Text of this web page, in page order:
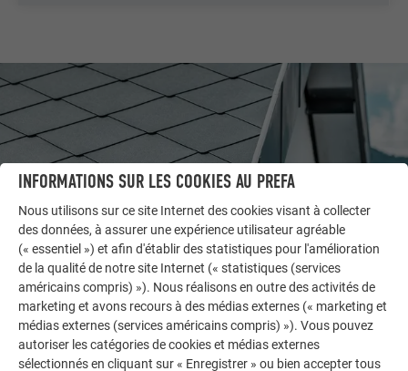
LAISSEZ-VOUS INSPIRER
AUTRES BÂTIMENTS
La galerie de références PREFA démontre la
INFORMATIONS SUR LES COOKIES AU PREFA
Nous utilisons sur ce site Internet des cookies visant à collecter
des données, à assurer une expérience utilisateur agréable
(« essentiel ») et afin d'établir des statistiques pour l'amélioration
de la qualité de notre site Internet (« statistiques (services
américains compris) »). Nous réalisons en outre des activités de
marketing et avons recours à des médias externes (« marketing et
médias externes (services américains compris) »). Vous pouvez
autoriser les catégories de cookies et médias externes
sélectionnés en cliquant sur « Enregistrer » ou bien accepter tous